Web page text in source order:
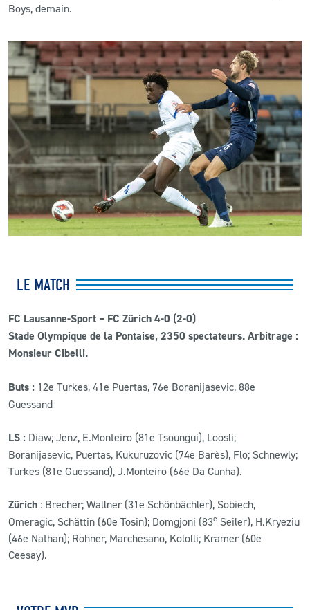
Boys, demain.
LE MATCH
FC Lausanne-Sport – FC Zürich 4-0 (2-0)
Stade Olympique de la Pontaise, 2350 spectateurs. Arbitrage :
Monsieur Cibelli.
Buts : 12e Turkes, 41e Puertas, 76e Boranijasevic, 88e
Guessand
LS : Diaw; Jenz, E.Monteiro (81e Tsoungui), Loosli;
Boranijasevic, Puertas, Kukuruzovic (74e Barès), Flo; Schnewly;
Turkes (81e Guessand), J.Monteiro (66e Da Cunha).
Zürich : Brecher; Wallner (31e Schönbächler), Sobiech,
Omeragic, Schättin (60e Tosin); Domgjoni (83e Seiler), H.Kryeziu
(46e Nathan); Rohner, Marchesano, Kololli; Kramer (60e
Ceesay).